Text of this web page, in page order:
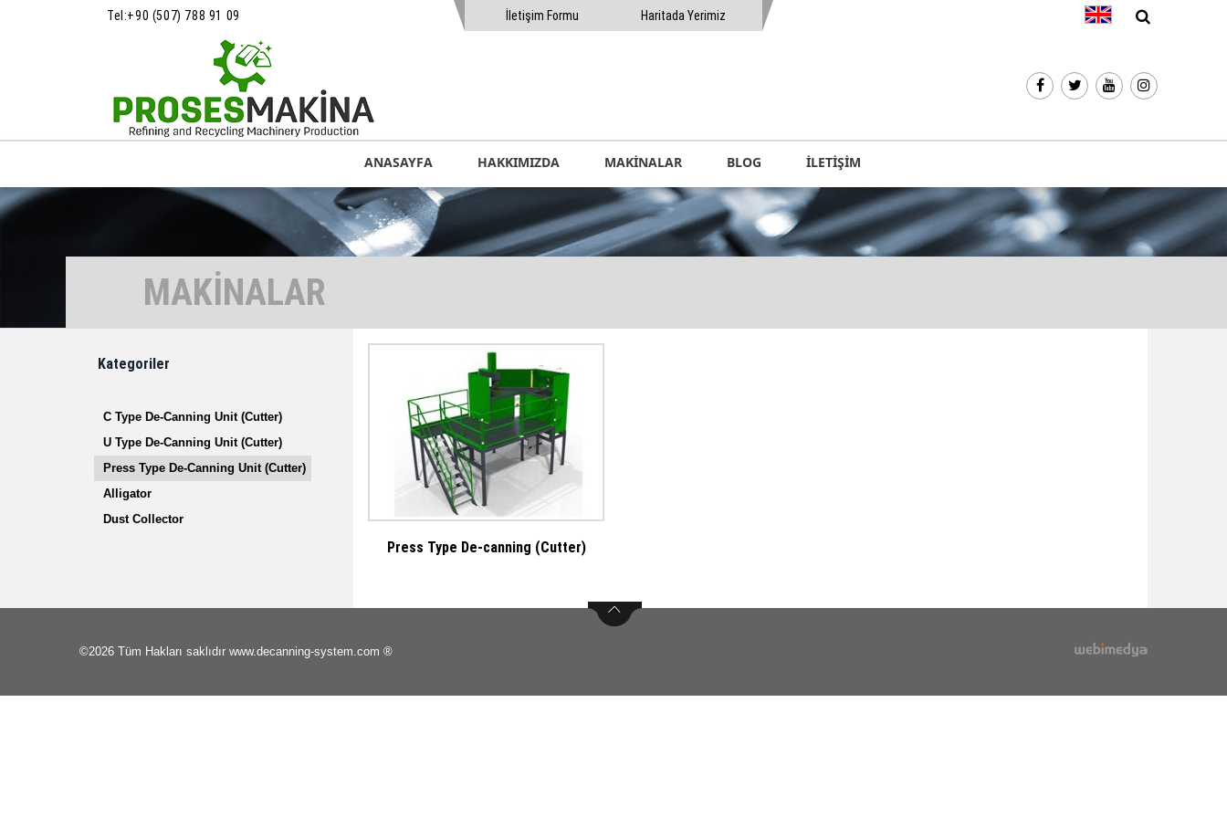
Tel:+90 (507) 788 91 09 İletişim Formu Haritada Yerimiz
ANASAYFA HAKKIMIZDA MAKİNALAR BLOG İLETİŞİM
MAKİNALAR
Kategoriler
C Type De-Canning Unit (Cutter)
U Type De-Canning Unit (Cutter)
Press Type De-Canning Unit (Cutter)
Alligator
Dust Collector
Press Type De-canning (Cutter)
©2026 Tüm Hakları saklıdır www.decanning-system.com ®